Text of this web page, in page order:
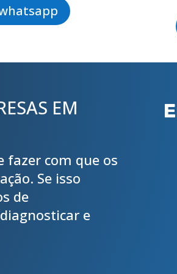
EM
fazer com que os
Se isso
de
e